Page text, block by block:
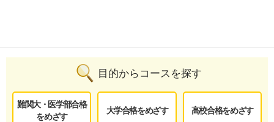
目的からコースを探す
難関大・医学部合格
をめざす
大学合格をめざす 高校合格をめざす